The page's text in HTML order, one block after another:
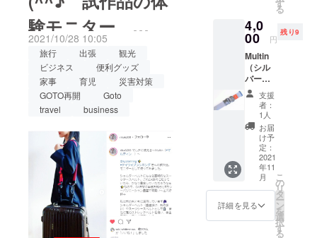
影機材を運ぶ◯コードレス
掃除機のサポート⁡そんな時
はMultinで肩掛け運搬を。⁡ク
ラウドファンディング
CAMPFIREにて先行入手可
マルティン』で検索⁡実施期
間：9/30～10/31、商品お届
け時期は2021年11月上旬⁡実
用新案出願中⁡#マルティン
#multin #旅行 #トラベル #出
☆☆☆https://www.instagram
.com/p/CVX-oE7JbSf/?
utm_source=ig_web_copy_li
nkイメージカラーのピン
ク ♥＜GoToトラベルは
Multinで＞ケイワイ・プラン
張に進化系スーツケースベ
ルト『Multin（マルティ
ン）』従来の開口防止機能
に加え、肩掛けベルト・盗
難防止ベルトにも変化飲料
験モニター
RIKA さん
2021/10/28 10:05
旅行 出張
観光
ビジネス
便利グッズ
家事
育児
災害対策
GOTO再開
Goto
travel
business
ラビナ
（大）･
･･2個
・D型リ
ングア
ダプ
ター･･･
3個 ・
カラビ
ナ付き
スト
レッチ
ベル
ト･･･2
真は本
体カ
（税・
送料込
み）の
約
24%OF
Fにてご
用意。
＜キッ
ト内容
＞ ・ベ
ルト本
体･･･1
本 ・接
着ファ
スナー
スト
ラッ
す
る
4,0
00 円
残り9
Multin
（シル
バーグ
レー）
一般販
売予定
のスタ
ンダー
ドカ
ラー 販
売予定
価格
5,280円
（税込
み・送
料別）
支援
者：
1人
お届
け予
定：
2021
年11
月
詳細を見る
こ
の
リ
タ
ー
ン
を
選
択
す
る